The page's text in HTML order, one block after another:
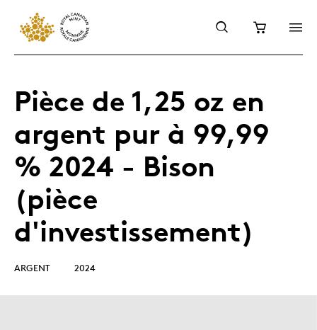
Pièce de 1,25 oz en
argent pur à 99,99
% 2024 - Bison
(pièce
d'investissement)
ARGENT 2024